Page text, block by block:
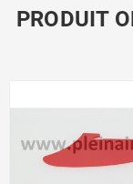
PRODUIT